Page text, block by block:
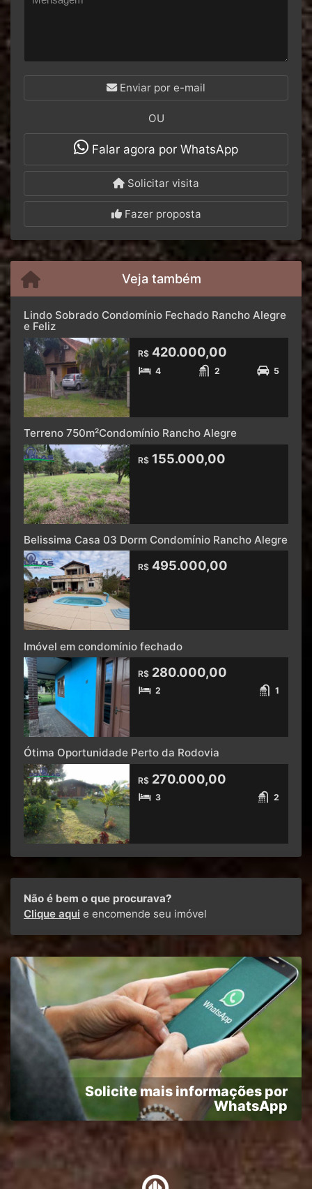
Enviar por e-mail
OU
Falar agora por WhatsApp
Solicitar visita
Fazer proposta
Veja também
Lindo Sobrado Condomínio Fechado Rancho Alegre
e Feliz
R$ 420.000,00
4 2 5
Terreno 750m²Condomínio Rancho Alegre
R$ 155.000,00
Belissima Casa 03 Dorm Condomínio Rancho Alegre
R$ 495.000,00
Imóvel em condomínio fechado
R$ 280.000,00
2 1
Ótima Oportunidade Perto da Rodovia
R$ 270.000,00
3 2
Não é bem o que procurava?
Clique aqui e encomende seu imóvel
Solicite mais informações por
WhatsApp